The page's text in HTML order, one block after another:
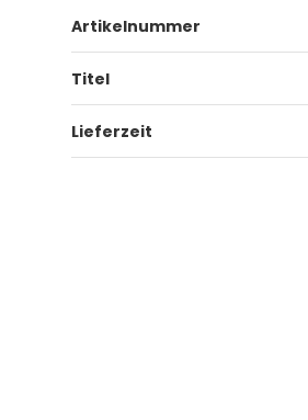
Artikelnummer
Titel
Lieferzeit